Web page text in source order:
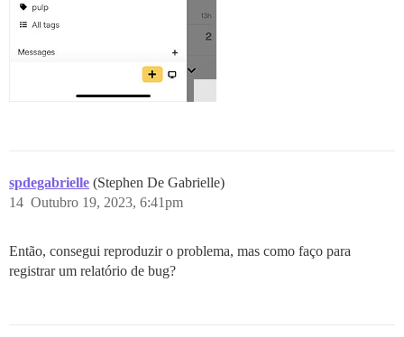
spdegabrielle (Stephen De Gabrielle)
Outubro 19, 2023, 6:41pm
14
Então, consegui reproduzir o problema, mas como faço para
registrar um relatório de bug?